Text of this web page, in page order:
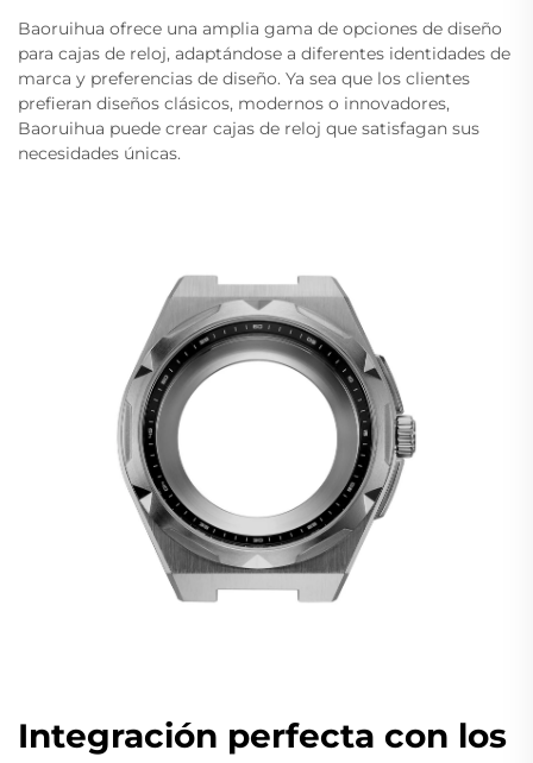
Baoruihua ofrece una amplia gama de opciones de diseño
para cajas de reloj, adaptándose a diferentes identidades de
marca y preferencias de diseño. Ya sea que los clientes
prefieran diseños clásicos, modernos o innovadores,
Baoruihua puede crear cajas de reloj que satisfagan sus
necesidades únicas.
Integración perfecta con los